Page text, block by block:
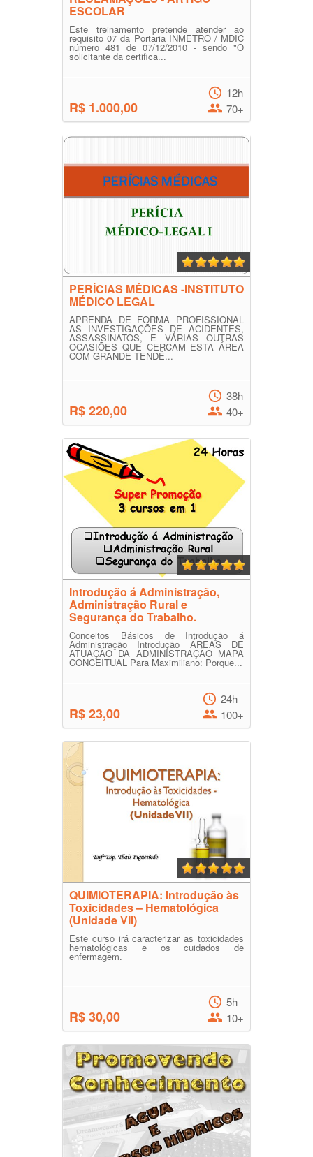
ESCOLAR
Este treinamento pretende atender ao
requisito 07 da Portaria INMETRO / MDIC
número 481 de 07/12/2010 - sendo "O
solicitante da certifica...
R$ 1.000,00
12h
70+
PERÍCIAS MÉDICAS -INSTITUTO
MÉDICO LEGAL
APRENDA DE FORMA PROFISSIONAL
AS INVESTIGAÇÕES DE ACIDENTES,
ASSASSINATOS, E VÁRIAS OUTRAS
OCASIÕES QUE CERCAM ESTA ÁREA
COM GRANDE TENDÊ...
R$ 220,00
38h
40+
Introdução á Administração,
Administração Rural e
Segurança do Trabalho.
Conceitos Básicos de Introdução á
Administração Introdução ÁREAS DE
ATUAÇÃO DA ADMINISTRAÇÃO MAPA
CONCEITUAL Para Maximiliano: Porque...
R$ 23,00
24h
100+
QUIMIOTERAPIA: Introdução às
Toxicidades – Hematológica
(Unidade VII)
Este curso irá caracterizar as toxicidades
hematológicas e os cuidados de
enfermagem.
R$ 30,00
5h
10+